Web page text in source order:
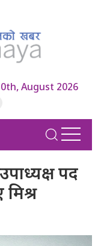
August 2026
उपाध्यक्ष पद
मिश्र